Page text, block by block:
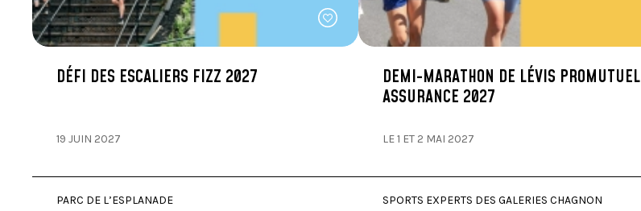
DÉFI DES ESCALIERS FIZZ 2027
19 JUIN 2027
PARC DE L’ESPLANADE
DEMI-MARATHON DE LÉVIS PROMUTUEL
ASSURANCE 2027
LE 1 ET 2 MAI 2027
SPORTS EXPERTS DES GALERIES CHAGNON